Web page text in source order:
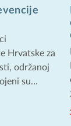
Hrvatske za
održanoj
su…